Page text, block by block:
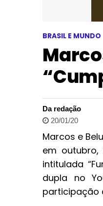
BRASIL E MUNDO
Da redação
20/01/20
Marcos e
em
intitulada
dupla no
participação